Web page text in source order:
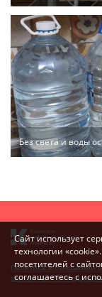
Без света и воды
Политика в отношении
сайтах ГБУ РК
Сайт использует
технологии
посетителей с
соглашаетесь с